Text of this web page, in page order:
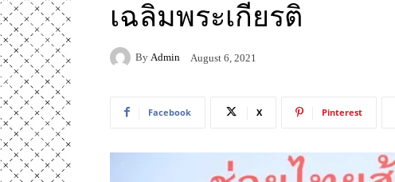
เฉลิมพระเกียรติ
By Admin August 6, 2021
Facebook X Pinterest